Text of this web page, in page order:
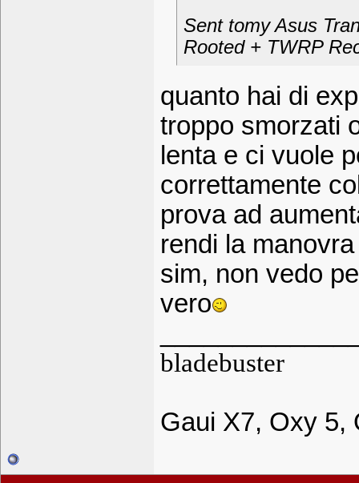
Sent tomy Asus
Rooted + TWRP
quanto hai di
troppo smorzati
lenta e ci vuole
correttamente
prova ad
rendi la
sim, non vedo
vero
bladebuster
Gaui X7, Oxy 5,